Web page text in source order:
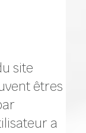
site
êtres
a